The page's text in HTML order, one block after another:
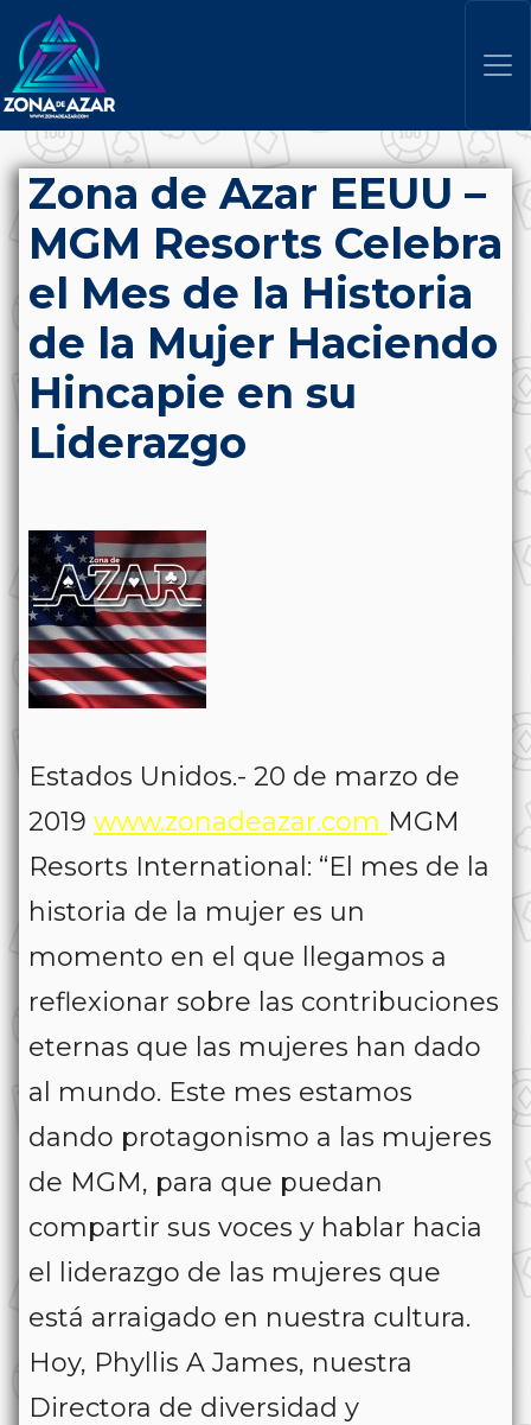
Zona de Azar EEUU –
MGM Resorts Celebra
el Mes de la Historia
de la Mujer Haciendo
Hincapie en su
Liderazgo
Estados Unidos.- 20 de marzo de
2019 www.zonadeazar.com MGM
Resorts International: “El mes de la
historia de la mujer es un
momento en el que llegamos a
reflexionar sobre las contribuciones
eternas que las mujeres han dado
al mundo. Este mes estamos
dando protagonismo a las mujeres
de MGM, para que puedan
compartir sus voces y hablar hacia
el liderazgo de las mujeres que
está arraigado en nuestra cultura.
Hoy, Phyllis A James, nuestra
Directora de diversidad y